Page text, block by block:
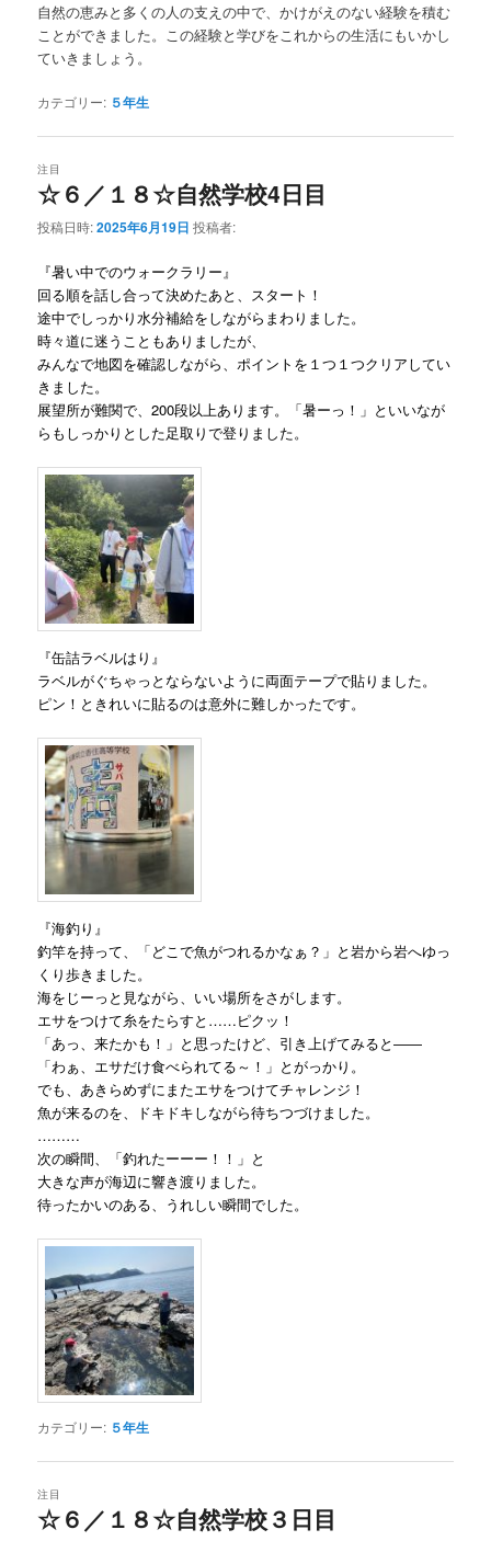
自然の恵みと多くの人の支えの中で、かけがえのない経験を積む
ことができました。この経験と学びをこれからの生活にもいかし
ていきましょう。
カテゴリー: ５年生
☆６／１８☆自然学校4日目
注目
投稿日時:2025年6月19日 投稿者:
『暑い中でのウォークラリー』
回る順を話し合って決めたあと、スタート！
途中でしっかり水分補給をしながらまわりました。
時々道に迷うこともありましたが、
みんなで地図を確認しながら、ポイントを１つ１つクリアしてい
きました。
展望所が難関で、200段以上あります。「暑ーっ！」といいなが
らもしっかりとした足取りで登りました。
『缶詰ラベルはり』
ラベルがぐちゃっとならないように両面テープで貼りました。
ピン！ときれいに貼るのは意外に難しかったです。
『海釣り』
釣竿を持って、「どこで魚がつれるかなぁ？」と岩から岩へゆっ
くり歩きました。
海をじーっと見ながら、いい場所をさがします。
エサをつけて糸をたらすと……ピクッ！
「あっ、来たかも！」と思ったけど、引き上げてみると――
「わぁ、エサだけ食べられてる～！」とがっかり。
でも、あきらめずにまたエサをつけてチャレンジ！
魚が来るのを、ドキドキしながら待ちつづけました。
………
次の瞬間、「釣れたーーー！！」と
大きな声が海辺に響き渡りました。
待ったかいのある、うれしい瞬間でした。
カテゴリー: ５年生
☆６／１８☆自然学校３日目
注目